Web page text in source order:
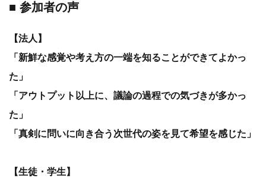
■ 参加者の声
【法人】
「新鮮な感覚や考え方の一端を知ることができてよかっ
た」
「アウトプット以上に、議論の過程での気づきが多かっ
た」
「真剣に問いに向き合う次世代の姿を見て希望を感じた」
【生徒・学生】